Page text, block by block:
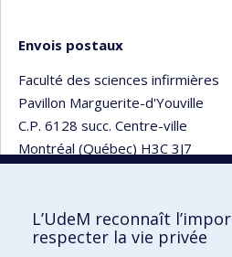
Envois postaux
Faculté des sciences infirmières
Pavillon Marguerite-d'Youville
C.P. 6128 succ. Centre-ville
Montréal (Québec) H3C 3J7
Faculté des sciences
L’UdeM reconnaît
respecter la vie privée